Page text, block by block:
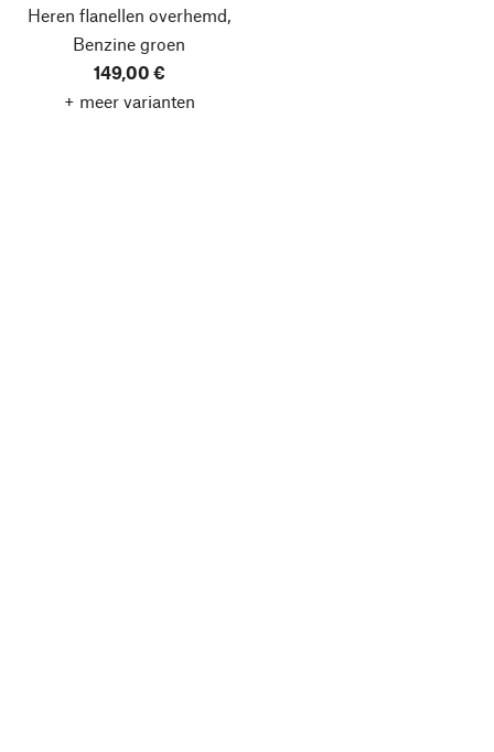
Heren flanellen overhemd,
Benzine groen
149,00 €
+ meer varianten